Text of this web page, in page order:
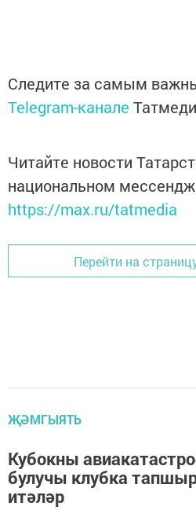
Следите за самым
Telegram-канале
Читайте новости
национальном
https://max.ru/tatmedia
Перейти на
ҖӘМГЫЯТЬ
Кубокны
булучы клубка
итәләр